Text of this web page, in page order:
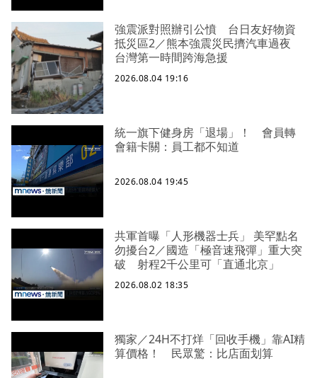
強震派對照辦引公憤 台日友好物資
抵災區2／熊本強震災民擠汽車過夜
台灣第一時間跨海急援
2026.08.04 19:16
統一旗下健身房「退場」！ 會員轉
會籍卡關：員工都不知道
2026.08.04 19:45
共軍首曝「人形機器士兵」 美罕點名
勿擾台2／國造「極音速飛彈」重大突
破 射程2千公里可「直通北京」
2026.08.02 18:35
獨家／24H不打烊「回收手機」靠AI精
算價格！ 民眾驚：比店面划算